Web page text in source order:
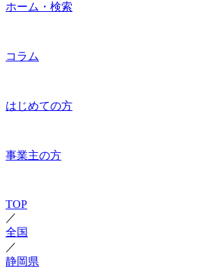
ホーム・検索
コラム
はじめての方
事業主の方
TOP
／
全国
／
静岡県